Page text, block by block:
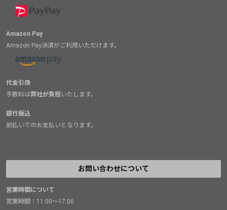
Amazon Pay
Amazon Pay決済がご利用いただけます。
代金引換
手数料は弊社が負担いたします。
銀行振込
前払いでのお支払いとなります。
お問い合わせについて
営業時間について
営業時間：11:00～17:00